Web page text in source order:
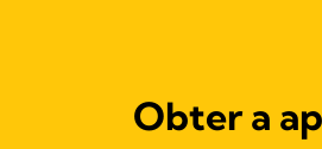
Obter a